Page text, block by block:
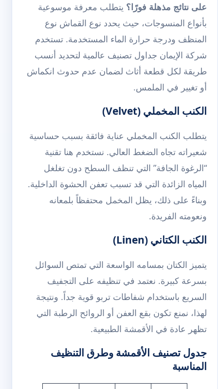
على نتائج مذهلة فورًا؟ يتطلب معرفة موسوعية
بأنواع المنسوجات، حيث يحدد نوع القماش نوع
المنظف ودرجة حرارة الماء المستخدمة. تستخدم
شركة الإيمان جداول تصنيف عالمية لتحديد أنسب
طريقة لكل قطعة أثاث لضمان عدم حدوث انكماش
أو تغيير في الملمس.
الكنب المخملي (Velvet)
يتطلب الكنب المخملي عناية فائقة بسبب حساسية
شعيراته تجاه الضغط العالي. نستخدم هنا تقنية
“الرغوة الجافة” التي تنظف السطح دون تغلغل
المياه الزائدة التي قد تسبب تعفن الحشوة الداخلية.
وبناءً على ذلك، يظل المخمل محتفظاً بلمعانه
ونعومته الفريدة.
الكنب الكتاني (Linen)
يتميز الكتان بمسامه الواسعة التي تمتص السوائل
بسرعة كبيرة. نعتمد في تنظيفه على التجفيف
السريع باستخدام شفاطات تربو قوية جداً. ونتيجة
لهذا، نمنع تكون بقع العفن أو الروائح الرطبة التي
تظهر عادة في الأقمشة الطبيعية.
جدول تصنيف الأقمشة وطرق التنظيف
المناسبة